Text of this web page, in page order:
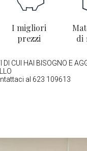
I migliori
prezzi
di
CUI HAI BISOGNO E
al 623 109613